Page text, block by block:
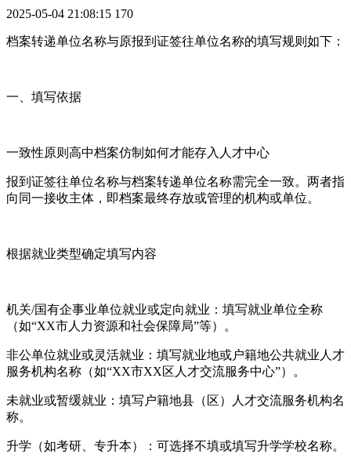
2025-05-04 21:08:15 170
档案转递单位名称与原报到证签往单位名称的填写规则如下：
一、填写依据
一致性原则‌高中档案仿制如何才能存入人才中心
报到证签往单位名称与档案转递单位名称需完全一致。两者指
向同一接收主体，即档案最终存放或管理的机构或单位。
根据就业类型确定填写内容‌
机关/国有企事业单位就业或定向就业‌：填写就业单位全称
（如“XX市人力资源和社会保障局”等）。
非公单位就业或灵活就业‌：填写就业地或户籍地公共就业人才
服务机构名称（如“XX市XX区人才交流服务中心”）。
未就业或暂缓就业‌：填写户籍地县（区）人才交流服务机构名
称。
升学（如考研、专升本）‌：可选择不填或填写升学学校名称。